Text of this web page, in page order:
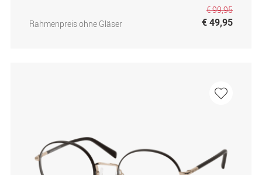
Rahmenpreis ohne Gläser
€ 99,95
€ 49,95